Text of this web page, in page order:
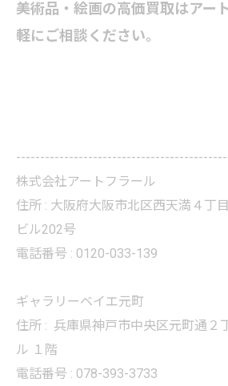
美術品・絵画の高価買取はアー
軽にご相談ください。
株式会社アートフラール
住所 : 大阪府大阪市北区西天満４丁
ビル202号
電話番号 : 0120-033-139
ギャラリーベイエ元町
住所 : 兵庫県神戸市中央区元町通２
ル １階
電話番号 : 078-393-3733